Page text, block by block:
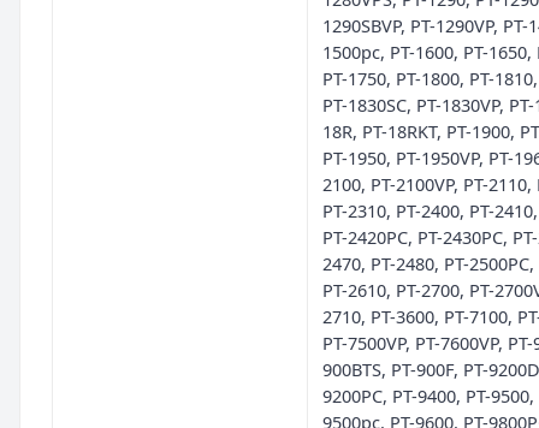
1290SBVP, PT-1290VP, PT-
1500pc, PT-1600, PT-1650,
PT-1750, PT-1800, PT-
PT-1830SC, PT-1830VP,
18R, PT-18RKT, PT-1900,
PT-1950, PT-1950VP, PT-
2100, PT-2100VP, PT-2110,
PT-2310, PT-2400, PT-
PT-2420PC, PT-2430PC,
2470, PT-2480, PT-
PT-2610, PT-2700, PT-
2710, PT-3600, PT-7100,
PT-7500VP, PT-7600VP,
900BTS, PT-900F, PT-
9200PC, PT-9400, PT-9500,
9500pc, PT-9600, PT-